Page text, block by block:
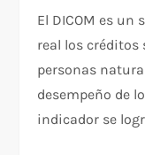
El DICOM es
real los
personas
desempeño de
indicador se